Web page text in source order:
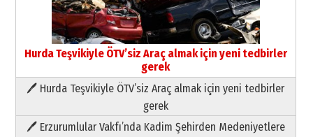
Hurda Teşvikiyle ÖTV’siz Araç almak için yeni tedbirler
gerek
🖊 Hurda Teşvikiyle ÖTV’siz Araç almak için yeni tedbirler
gerek
🖊 Erzurumlular Vakfı’nda Kadim Şehirden Medeniyetlere
Paranın Aile Kültüründeki Yeri
03 Ağustos 2026 Pazartesi